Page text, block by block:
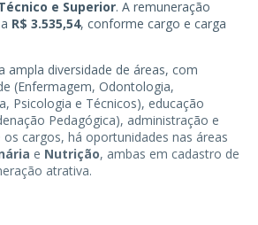
e Superior. A remuneração
R$ 3.535,54, conforme cargo e carga
ampla diversidade de áreas, com
(Enfermagem, Odontologia,
Psicologia e Técnicos), educação
Pedagógica), administração e
os cargos, há oportunidades nas áreas
e Nutrição, ambas em cadastro de
atrativa.